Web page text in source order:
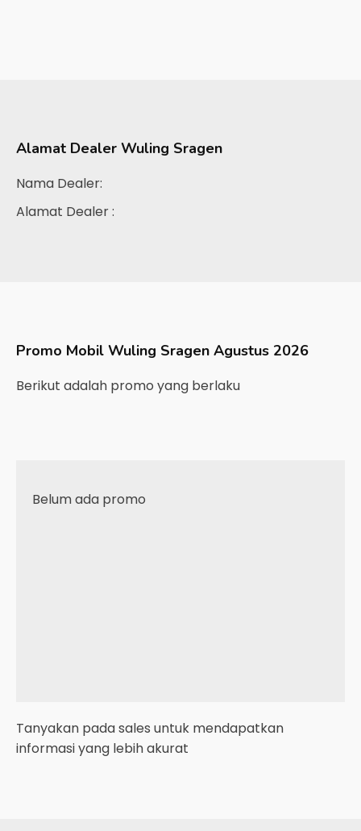
Alamat Dealer Wuling Sragen
Nama Dealer:
Alamat Dealer :
Promo Mobil Wuling Sragen Agustus 2026
Berikut adalah promo yang berlaku
Belum ada promo
Tanyakan pada sales untuk mendapatkan
informasi yang lebih akurat